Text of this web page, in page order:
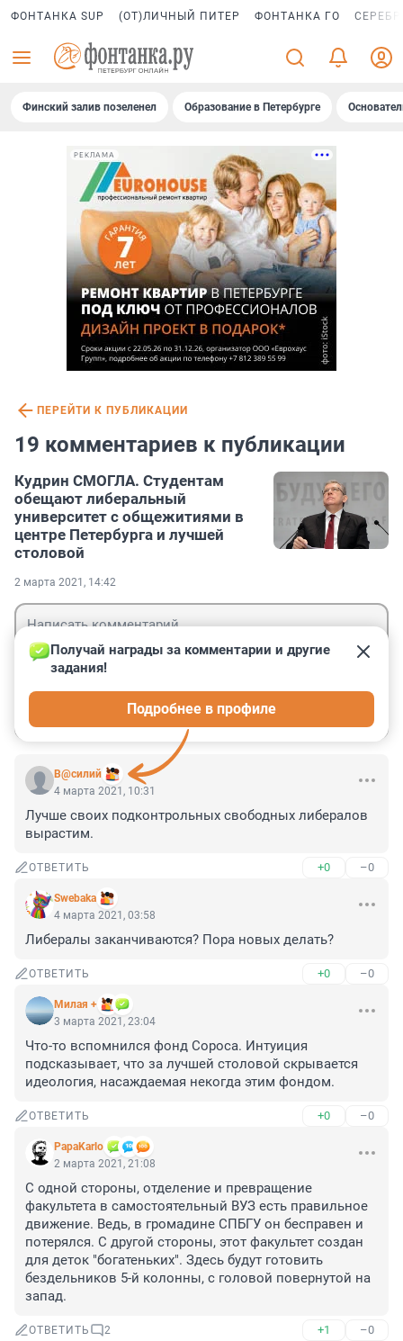
ФОНТАНКА SUP (ОТ)ЛИЧНЫЙ ПИТЕР ФОНТАНКА ГО
Финский залив позеленел Образование в Петербурге
РЕКЛАМА
ПЕРЕЙТИ К ПУБЛИКАЦИИ
19 комментариев к публикации
Кудрин СМОГЛА. Студентам
обещают либеральный
университет с общежитиями в
центре Петербурга и лучшей
столовой
2 марта 2021, 14:42
В@силий
Получай награды за комментарии и другие
задания!
Подробнее в профиле
4 марта 2021, 10:31
Лучше своих подконтрольных свободных либералов
вырастим.
ОТВЕТИТЬ +0 –0
Swebaka
4 марта 2021, 03:58
Либералы заканчиваются? Пора новых делать?
ОТВЕТИТЬ +0 –0
Милая +
3 марта 2021, 23:04
Что-то вспомнился фонд Сороса. Интуиция
подсказывает, что за лучшей столовой скрывается
идеология, насаждаемая некогда этим фондом.
ОТВЕТИТЬ +0 –0
PapaKarlo
2 марта 2021, 21:08
С одной стороны, отделение и превращение
факультета в самостоятельный ВУЗ есть правильное
движение. Ведь, в громадине СПБГУ он бесправен и
потерялся. С другой стороны, этот факультет создан
для деток "богатеньких". Здесь будут готовить
бездельников 5-й колонны, с головой повернутой на
запад.
ОТВЕТИТЬ 2 +1 –0